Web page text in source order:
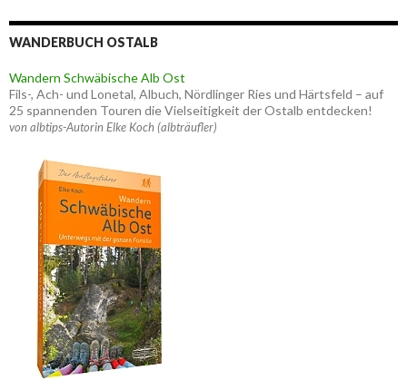
WANDERBUCH OSTALB
Wandern Schwäbische Alb Ost
Fils-, Ach- und Lonetal, Albuch, Nördlinger Ries und Härtsfeld – auf
25 spannenden Touren die Vielseitigkeit der Ostalb entdecken!
von albtips-Autorin Elke Koch (albträufler)